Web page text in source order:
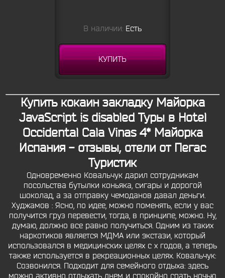
В наличии: Есть
КУПИТЬ
Купить кокаин закладку Майорка
JavaScript is disabled Туры в Hotel
Occidental Cala Vinas 4* Майорка
Испания - отзывы, отели от Пегас
Туристик
Одновременно Ковальчук дарил сотрудникам
посольства бутылки коньяка, сигары и дорогой
шоколад, а за отправку чемоданов давал деньги.
Худжамов : Ясно, по идее, можно поменять, если у вас
получится груз перевести, тогда, в принципе, можно. Ну,
думаю, должно все равно получиться. Одним из таких
наркотиков является МДМА или экстази, который
использовался в медицинских целях с х годов, а теперь
также используется в рекреационных целях. Ковальчук:
Созвонился. Подходит для семейного отдыха: здесь
можно активно отдыхать днем и спокойно спать ночью.